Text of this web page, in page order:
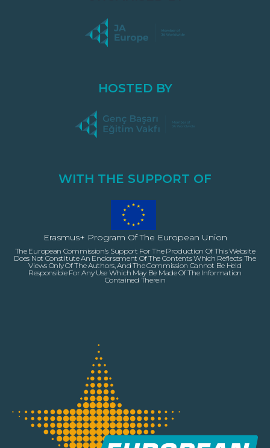
HOSTED BY
WITH THE SUPPORT OF
Erasmus+ Program Of The European Union
The European Commission’s Support For The Production Of This Website
Does Not Constitute An Endorsement Of The Contents Which Reflects The
Views Only Of The Authors, And The Commission Cannot Be Held
Responsible For Any Use Which May Be Made Of The Information
Contained Therein